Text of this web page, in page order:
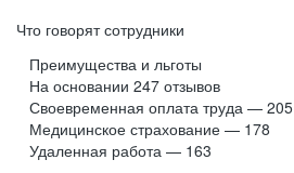
Что говорят сотрудники
Преимущества и льготы
На основании 247 отзывов
Своевременная оплата труда — 205
Медицинское страхование — 178
Удаленная работа — 163